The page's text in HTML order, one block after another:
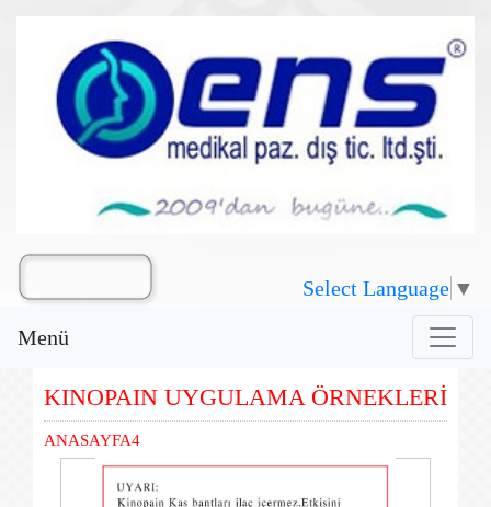
Select Language ▼
Menü
KINOPAIN UYGULAMA ÖRNEKLERİ
ANASAYFA4